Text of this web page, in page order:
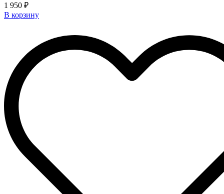
1 950 ₽
В корзину